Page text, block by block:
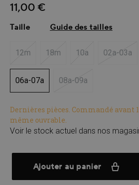
11,00 €
Taille Guide des tailles
12m(Cette option n'est pas disponible
18m(Cette option n'est pas
10a(Cette option
02a-03a
06a-07a 08a-09a(Cette option n'est
Dernières pièces. Commandé avant
même ouvrable.
Voir le stock actuel dans nos
Ajouter au panier